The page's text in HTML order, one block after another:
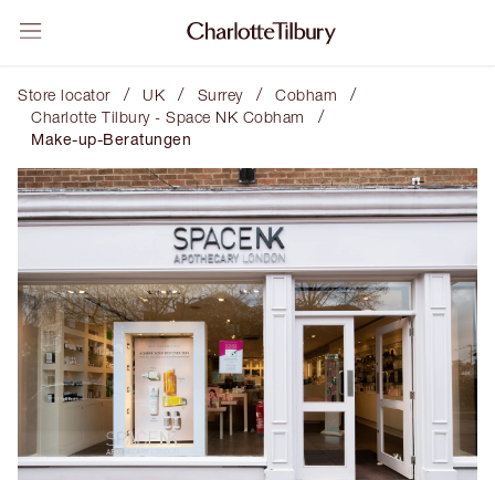
Store locator / UK / Surrey / Cobham /
Charlotte Tilbury - Space NK Cobham /
Make-up-Beratungen